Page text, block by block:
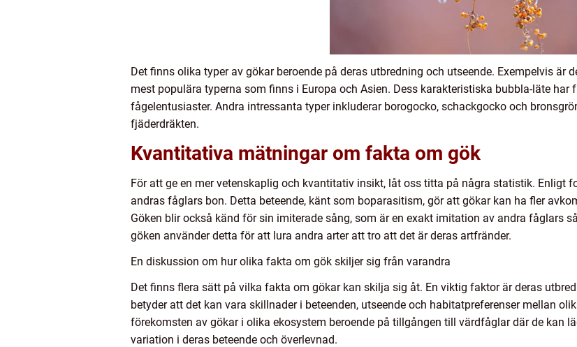
Det finns olika typer av gökar beroende på deras utbredning och utseende. Exempelvis är
mest populära typerna som finns i Europa och Asien. Dess karakteristiska bubbla-läte
fågelentusiaster. Andra intressanta typer inkluderar borogocko, schackgocko och
fjäderdräkten.
Kvantitativa mätningar om fakta om gök
För att ge en mer vetenskaplig och kvantitativ insikt, låt oss titta på några statistik. Enligt
andras fåglars bon. Detta beteende, känt som boparasitism, gör att gökar kan ha fler
Göken blir också känd för sin imiterade sång, som är en exakt imitation av andra fåglars
göken använder detta för att lura andra arter att tro att det är deras artfränder.
En diskussion om hur olika fakta om gök skiljer sig från varandra
Det finns flera sätt på vilka fakta om gökar kan skilja sig åt. En viktig faktor är deras
betyder att det kan vara skillnader i beteenden, utseende och habitatpreferenser mellan
förekomsten av gökar i olika ekosystem beroende på tillgången till värdfåglar där de kan
variation i deras beteende och överlevnad.